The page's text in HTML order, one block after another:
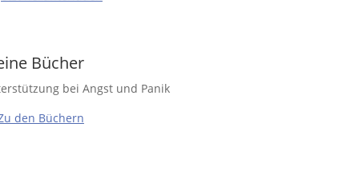
Bücher
bei Angst und Panik
den Büchern